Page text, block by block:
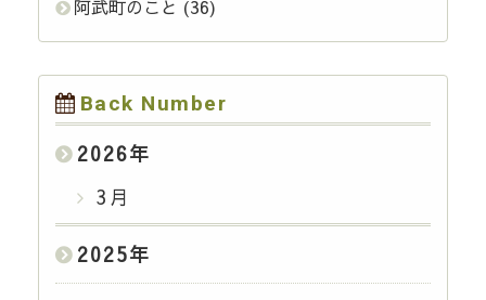
阿武町のこと (36)
Back Number
2026年
3月
2025年